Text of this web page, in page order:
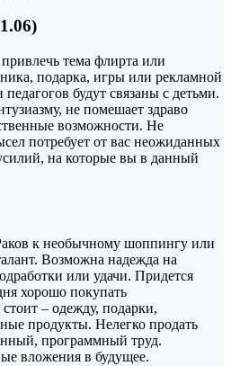
тема флирта или
подарка, игры или рекламной
будут связаны с детьми.
не помешает здраво
возможности. Не
потребует от вас неожиданных
на которые вы в данный
к необычному шоппингу или
Возможна надежда на
или удачи. Придется
хорошо покупать
– одежду, подарки,
продукты. Нелегко продать
программный труд.
вложения в будущее.